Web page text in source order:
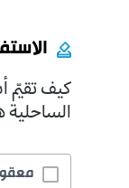
كيف تقيّم